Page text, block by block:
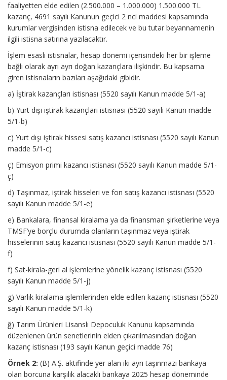
faaliyetten elde edilen (2.500.000 – 1.000.000) 1.500.000 TL
kazanç, 4691 sayılı Kanunun geçici 2 nci maddesi kapsamında
kurumlar vergisinden istisna edilecek ve bu tutar beyannamenin
ilgili istisna satırına yazılacaktır.
İşlem esaslı istisnalar, hesap dönemi içerisindeki her bir işleme
bağlı olarak ayrı ayrı doğan kazançlara ilişkindir. Bu kapsama
giren istisnaların bazıları aşağıdaki gibidir.
a) İştirak kazançları istisnası (5520 sayılı Kanun madde 5/1-a)
b) Yurt dışı iştirak kazançları istisnası (5520 sayılı Kanun madde
5/1-b)
c) Yurt dışı iştirak hissesi satış kazancı istisnası (5520 sayılı Kanun
madde 5/1-c)
ç) Emisyon primi kazancı istisnası (5520 sayılı Kanun madde 5/1-
ç)
d) Taşınmaz, iştirak hisseleri ve fon satış kazancı istisnası (5520
sayılı Kanun madde 5/1-e)
e) Bankalara, finansal kiralama ya da finansman şirketlerine veya
TMSF’ye borçlu durumda olanların taşınmaz veya iştirak
hisselerinin satış kazancı istisnası (5520 sayılı Kanun madde 5/1-
f)
f) Sat-kirala-geri al işlemlerine yönelik kazanç istisnası (5520
sayılı Kanun madde 5/1-j)
g) Varlık kiralama işlemlerinden elde edilen kazanç istisnası (5520
sayılı Kanun madde 5/1-k)
ğ) Tarım Ürünleri Lisanslı Depoculuk Kanunu kapsamında
düzenlenen ürün senetlerinin elden çıkarılmasından doğan
kazanç istisnası (193 sayılı Kanun geçici madde 76)
Örnek 2: (B) A.Ş. aktifinde yer alan iki ayrı taşınmazı bankaya
olan borcuna karşılık alacaklı bankaya 2025 hesap döneminde